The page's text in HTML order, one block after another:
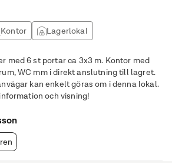
Kontor
Lagerlokal
med 6 st portar ca 3x3 m. Kontor med
WC mm i direkt anslutning till lagret.
kan enkelt göras om i denna lokal.
och visning!